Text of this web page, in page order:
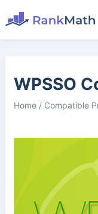
WPSSO
Home/ Compatible